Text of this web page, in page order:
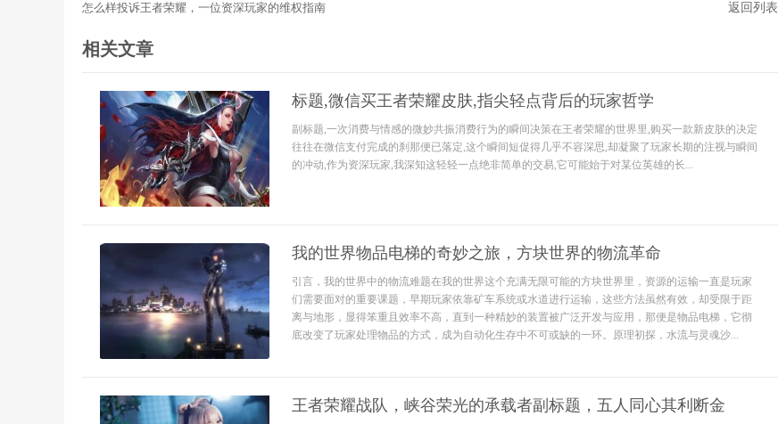
怎么样投诉王者荣耀，一位资深玩家的维权指南 返回列表
相关文章
标题,微信买王者荣耀皮肤,指尖轻点背后的玩家哲学
副标题,一次消费与情感的微妙共振消费行为的瞬间决策在王者荣耀的世界里,购买一款新皮肤的决定
往往在微信支付完成的刹那便已落定,这个瞬间短促得几乎不容深思,却凝聚了玩家长期的注视与瞬间
的冲动,作为资深玩家,我深知这轻轻一点绝非简单的交易,它可能始于对某位英雄的长...
我的世界物品电梯的奇妙之旅，方块世界的物流革命
引言，我的世界中的物流难题在我的世界这个充满无限可能的方块世界里，资源的运输一直是玩家
们需要面对的重要课题，早期玩家依靠矿车系统或水道进行运输，这些方法虽然有效，却受限于距
离与地形，显得笨重且效率不高，直到一种精妙的装置被广泛开发与应用，那便是物品电梯，它彻
底改变了玩家处理物品的方式，成为自动化生存中不可或缺的一环。原理初探，水流与灵魂沙...
王者荣耀战队，峡谷荣光的承载者副标题，五人同心其利断金